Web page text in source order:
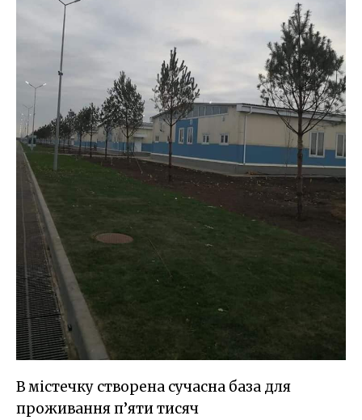
В містечку створена сучасна база для
проживання п’яти тисяч